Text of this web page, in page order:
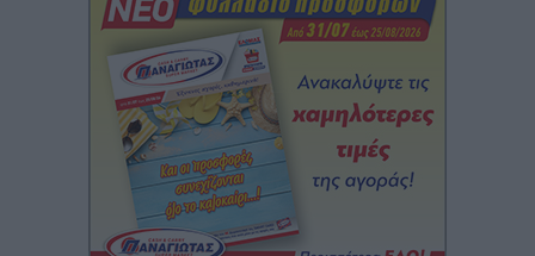
Iατρικός Σύλλογος Ροδου προς Α. Γεωργιάδη:
Στρατηγικές Προτάσεις για την Ενίσχυση της
Δημόσιας Υγείας στη Νησιωτική Ελλάδα και στα
Νοσοκομεία της Γ΄ Ζώνης
Τοπικές Ειδήσεις πριν 4 ώρες
Πάνθηρες: Ξεκίνησαν αισιόδοξοι για την παρθενική
“πτήση” τους